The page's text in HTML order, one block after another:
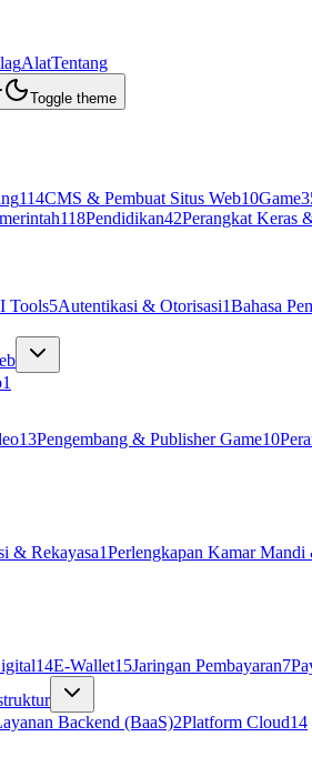
AlatTentang
Toggle theme
114CMS & Pembuat Situs Web10Game
118Pendidikan42Perangkat Keras
Tools5Autentikasi & Otorisasi1Bahasa
1
13Pengembang & Publisher Game10
& Rekayasa1Perlengkapan Kamar Mandi
14E-Wallet15Jaringan Pembayaran7
Backend (BaaS)2Platform Cloud14